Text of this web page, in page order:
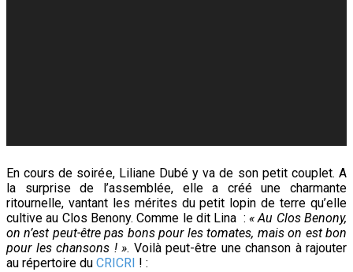
En cours de soirée, Liliane Dubé y va de son petit couplet. A
la surprise de l’assemblée, elle a créé une charmante
ritournelle, vantant les mérites du petit lopin de terre qu’elle
cultive au Clos Benony. Comme le dit Lina :« Au Clos Benony,
on n’est peut-être pas bons pour les tomates, mais on est bon
pour les chansons ! ». Voilà peut-être une chanson à rajouter
au répertoire du CRICRI ! :